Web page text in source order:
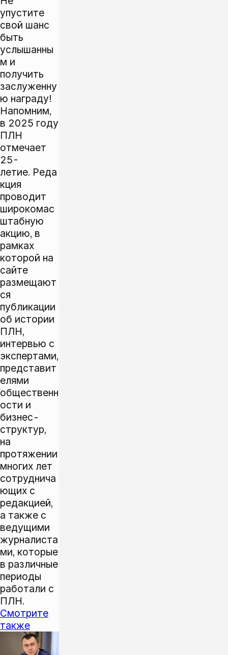
упустите
свой шанс
быть
услышанны
м и
получить
заслуженну
ю награду!
Напомним,
в 2025 году
ПЛН
отмечает
25-
летие. Реда
кция
проводит
широкомас
штабную
акцию, в
рамках
которой на
сайте
размещают
ся
публикации
об истории
ПЛН,
интервью с
экспертами,
представит
елями
общественн
ости и
бизнес-
структур,
на
протяжении
многих лет
сотруднича
ющих с
редакцией,
а также с
ведущими
журналиста
ми, которые
в различные
периоды
работали с
ПЛН.
Смотрите
также